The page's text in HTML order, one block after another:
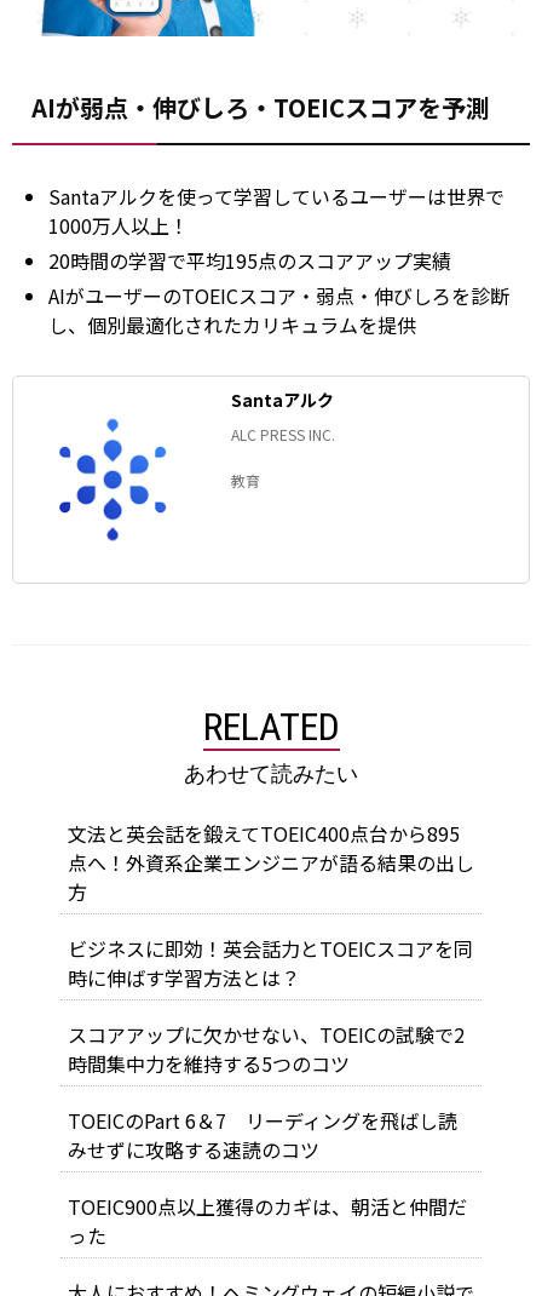
AIが弱点・伸びしろ・TOEICスコアを予測
Santaアルクを使って学習しているユーザーは世界で
1000万人以上！
20時間の学習で平均195点のスコアアップ実績
AIがユーザーのTOEICスコア・弱点・伸びしろを診断
し、個別最適化されたカリキュラムを提供
Santaアルク
ALC PRESS INC.
教育
RELATED
あわせて読みたい
文法と英会話を鍛えてTOEIC400点台から895
点へ！外資系企業エンジニアが語る結果の出し
方
ビジネスに即効！英会話力とTOEICスコアを同
時に伸ばす学習方法とは？
スコアアップに欠かせない、TOEICの試験で2
時間集中力を維持する5つのコツ
TOEICのPart 6＆7 リーディングを飛ばし読
みせずに攻略する速読のコツ
TOEIC900点以上獲得のカギは、朝活と仲間だ
った